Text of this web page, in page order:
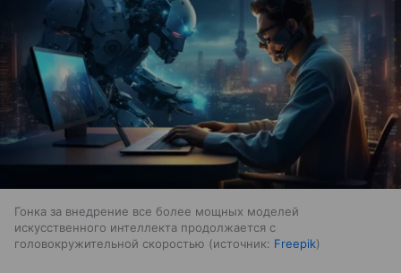
Гонка за внедрение все более мощных моделей
искусственного интеллекта продолжается с
головокружительной скоростью
источник: Freepik